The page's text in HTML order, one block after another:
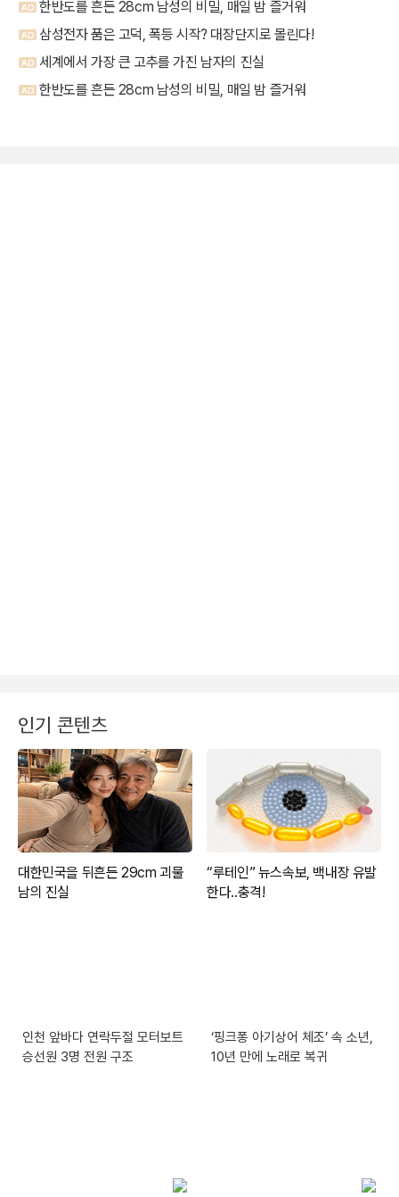
인기 콘텐츠
인천 앞바다 연락두절 모터보트
승선원 3명 전원 구조
‘핑크퐁 아기상어 체조’ 속 소년,
10년 만에 노래로 복귀